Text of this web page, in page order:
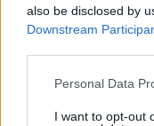
also be disclosed by
Downstream
Please note that this
not limited to your
Personal Data
I want to opt-out
ΑΣΕΠ: Εξ